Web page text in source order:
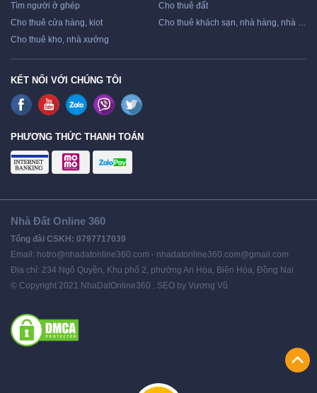
Tìm người ở ghép
Cho thuê đất
Cho thuê cửa hàng, kiot
Cho thuê khách sạn, nhà hàng, nhà nghỉ
Cho thuê kho, nhà xưởng
KẾT NỐI VỚI CHÚNG TÔI
PHƯƠNG THỨC THANH TOÁN
Nhà Đất Online 360
Tổng đài CSKH: 0797717039
Email: hotro@nhadatonline360.com - nhadatonline360.com@gmail.com
Địa chỉ: 234 Ngô Quyền, Khu phố 2, phường An Hòa, Biên Hòa, Đồng Nai
© Copyright 2021 NhaDatOnline360 . SEO by Vương Vũ